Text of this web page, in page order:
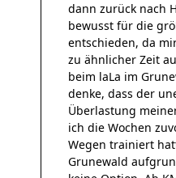
dann zurück nach
bewusst für die
entschieden, da
zu ähnlicher Zeit
beim laLa im
denke, dass der
Überlastung
ich die Wochen
Wegen trainiert
Grunewald